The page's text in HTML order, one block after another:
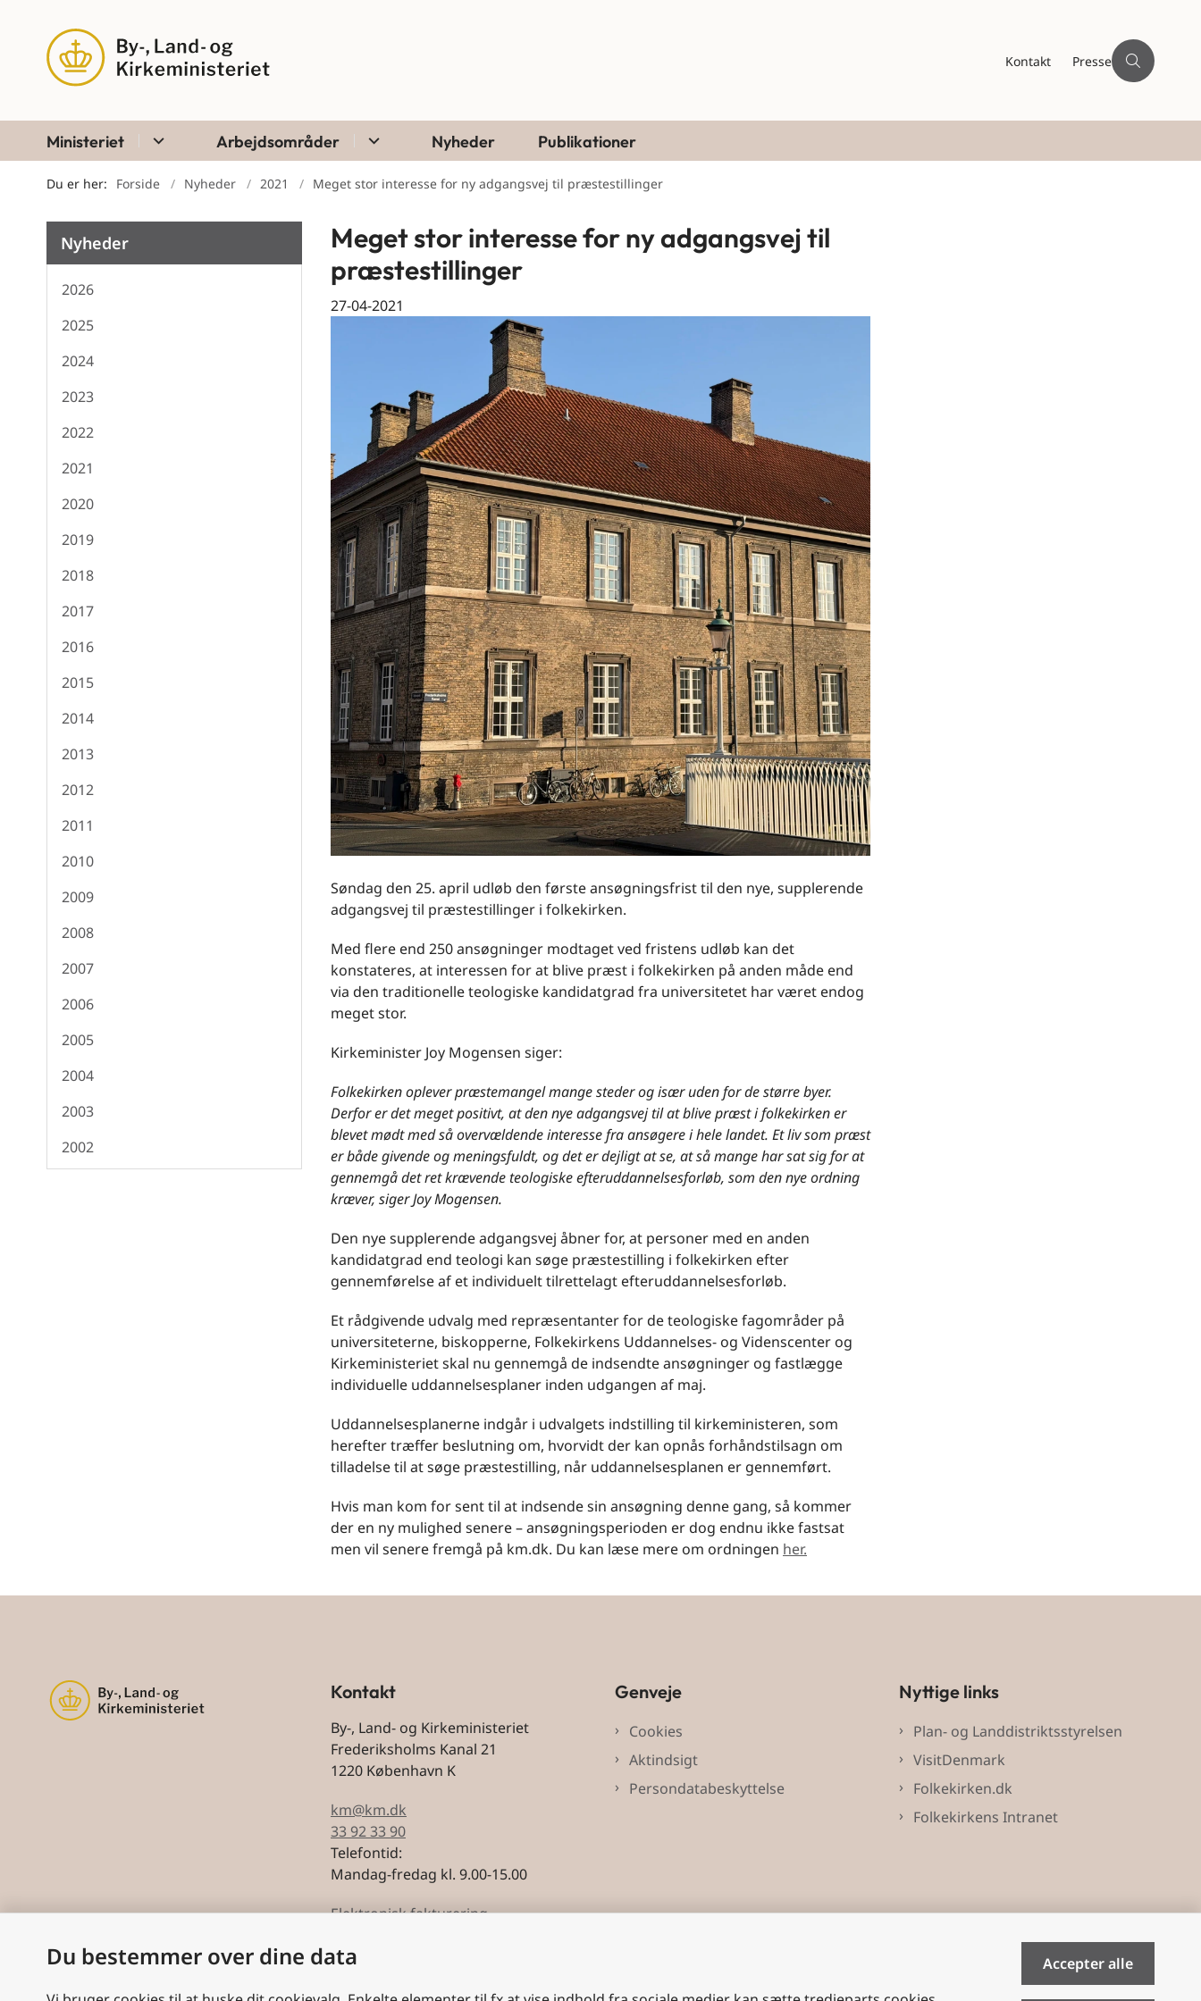
Kontakt Presse
Ministeriet Arbejdsområder Nyheder Publikationer
Du er her: Forside Nyheder 2021 Meget stor interesse for ny adgangsvej til præstestillinger
Nyheder
2026
2025
2024
2023
2022
2021
2020
2019
2018
2017
2016
2015
2014
2013
2012
2011
2010
2009
2008
2007
2006
2005
2004
2003
2002
Meget stor interesse for ny adgangsvej til
præstestillinger
27-04-2021
Søndag den 25. april udløb den første ansøgningsfrist til den nye, supplerende
adgangsvej til præstestillinger i folkekirken.
Med flere end 250 ansøgninger modtaget ved fristens udløb kan det
konstateres, at interessen for at blive præst i folkekirken på anden måde end
via den traditionelle teologiske kandidatgrad fra universitetet har været endog
meget stor.
Kirkeminister Joy Mogensen siger:
Folkekirken oplever præstemangel mange steder og især uden for de større byer.
Derfor er det meget positivt, at den nye adgangsvej til at blive præst i folkekirken er
blevet mødt med så overvældende interesse fra ansøgere i hele landet. Et liv som præst
er både givende og meningsfuldt, og det er dejligt at se, at så mange har sat sig for at
gennemgå det ret krævende teologiske efteruddannelsesforløb, som den nye ordning
kræver, siger Joy Mogensen.
Den nye supplerende adgangsvej åbner for, at personer med en anden
kandidatgrad end teologi kan søge præstestilling i folkekirken efter
gennemførelse af et individuelt tilrettelagt efteruddannelsesforløb.
Et rådgivende udvalg med repræsentanter for de teologiske fagområder på
universiteterne, biskopperne, Folkekirkens Uddannelses- og Videnscenter og
Kirkeministeriet skal nu gennemgå de indsendte ansøgninger og fastlægge
individuelle uddannelsesplaner inden udgangen af maj.
Uddannelsesplanerne indgår i udvalgets indstilling til kirkeministeren, som
herefter træffer beslutning om, hvorvidt der kan opnås forhåndstilsagn om
tilladelse til at søge præstestilling, når uddannelsesplanen er gennemført.
Hvis man kom for sent til at indsende sin ansøgning denne gang, så kommer
der en ny mulighed senere – ansøgningsperioden er dog endnu ikke fastsat
men vil senere fremgå på km.dk. Du kan læse mere om ordningen her.
Kontakt
By-, Land- og Kirkeministeriet
Frederiksholms Kanal 21
1220 København K
km@km.dk
33 92 33 90
Telefontid:
Mandag-fredag kl. 9.00-15.00
Elektronisk fakturering
CVR: 59743228
Genveje
Cookies
Aktindsigt
Persondatabeskyttelse
Nyttige links
Plan- og Landdistriktsstyrelsen
VisitDenmark
Folkekirken.dk
Folkekirkens Intranet
Du bestemmer over dine data Accepter alle